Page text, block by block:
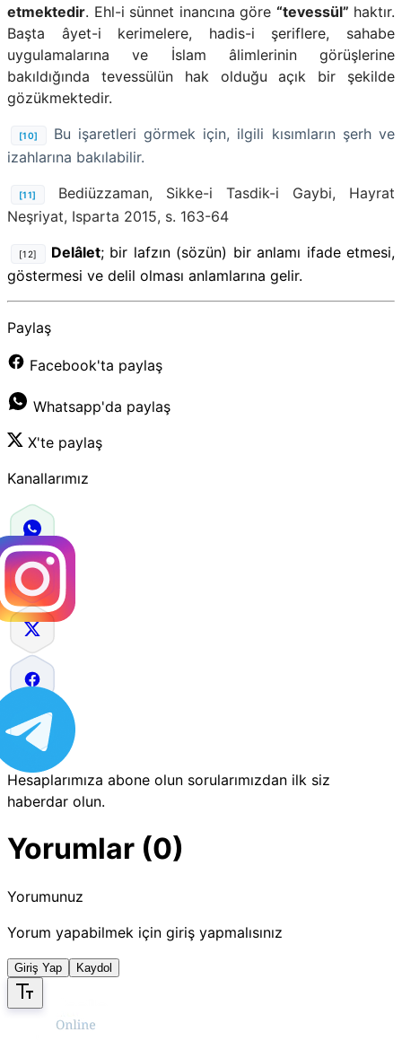
etmektedir. Ehl-i sünnet inancına göre “tevessül” haktır.
Başta âyet-i kerimelere, hadis-i şeriflere, sahabe
uygulamalarına ve İslam âlimlerinin görüşlerine
bakıldığında tevessülün hak olduğu açık bir şekilde
gözükmektedir.
[10]
Bu işaretleri görmek için, ilgili kısımların şerh ve
izahlarına bakılabilir.
[11]
Bediüzzaman, Sikke-i Tasdik-i Gaybi, Hayrat
Neşriyat, Isparta 2015, s. 163-64
[12] Delâlet; bir lafzın (sözün) bir anlamı ifade etmesi,
göstermesi ve delil olması anlamlarına gelir.
Paylaş
Facebook'ta paylaş
Whatsapp'da paylaş
X'te paylaş
Kanallarımız
Hesaplarımıza abone olun sorularımızdan ilk siz
haberdar olun.
Yorumlar (0)
Yorumunuz
Yorum yapabilmek için giriş yapmalısınız
Giriş Yap Kaydol